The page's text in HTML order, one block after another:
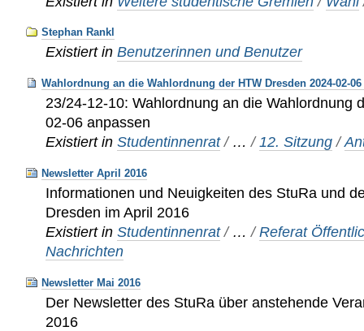
Stephan Rankl
Existiert in Benutzerinnen und Benutzer
Wahlordnung an die Wahlordnung der HTW Dresden 2024-02-
23/24-12-10: Wahlordnung an die Wahlordnung
02-06 anpassen
Existiert in Studentinnenrat / …/12. Sitzung /
Newsletter April 2016
Informationen und Neuigkeiten des StuRa und
Dresden im April 2016
Existiert in Studentinnenrat / …/Referat
Nachrichten
Newsletter Mai 2016
Der Newsletter des StuRa über anstehende
2016